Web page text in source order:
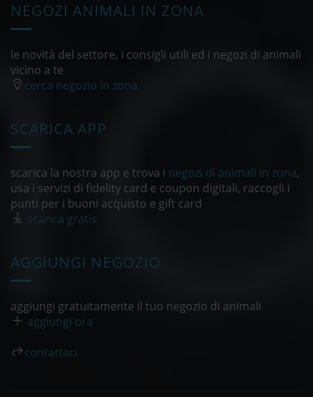
NEGOZI ANIMALI IN ZONA
le novità del settore, i consigli utili ed i negozi di animali
vicino a te
cerca negozio in zona
SCARICA APP
scarica la nostra app e trova i negozi di animali in zona,
usa i servizi di fidelity card e coupon digitali, raccogli i
punti per i buoni acquisto e gift card
scarica gratis
AGGIUNGI NEGOZIO
aggiungi gratuitamente il tuo negozio di animali
aggiungi ora
contattaci